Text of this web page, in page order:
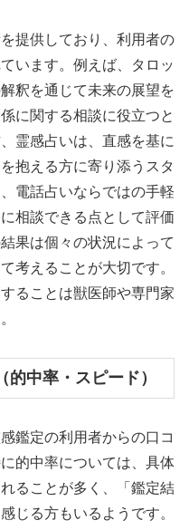
提供しており、利用者の
います。例えば、タロッ
釈を通じて未来の展望を
に関する相談に役立つと
霊感占いは、直感を基に
抱える方に寄り添うスタ
電話占いならではの手軽
相談できる点として評価
果は個々の状況によって
考えることが大切です。
ることは獣医師や専門家
中率・スピード）
鑑定の利用者からの口コ
的中率については、具体
ることが多く、「鑑定結
じる方もいるようです。